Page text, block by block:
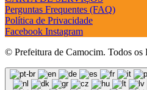
Perguntas Frequentes (FAQ)
Política de Privacidade
Facebook Instagram
© Prefeitura de Camocim. Todos os